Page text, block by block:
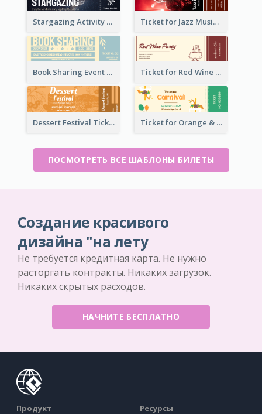
Stargazing Activity Ticket Ticket for Jazz Music Festival
Book Sharing Event Ticket Ticket for Red Wine Party
Dessert Festival Ticket With Details Ticket for Orange & Green Carnival
ПОСМОТРЕТЬ ВСЕ ШАБЛОНЫ БИЛЕТЫ
Создание красивого
дизайна "на лету
Не требуется кредитная карта. Не нужно
расторгать контракты. Никаких загрузок.
Никаких скрытых расходов.
НАЧНИТЕ БЕСПЛАТНО
Продукт Ресурсы